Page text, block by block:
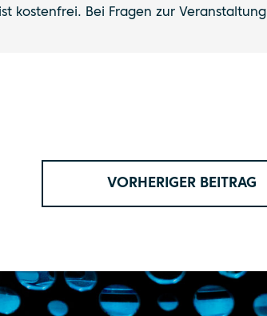
kostenfrei. Bei Fragen zur Veranstaltung
VORHERIGER BEITRAG